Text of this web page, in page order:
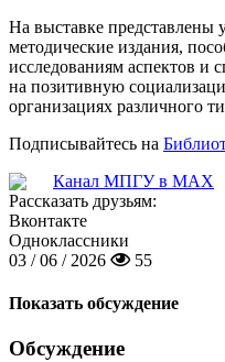
На выставке представлены
методические издания,
исследованиям аспектов и
на позитивную
организациях различного
Подписывайтесь на
Канал МПГУ в MAX
Рассказать друзьям:
Вконтакте
Одноклассники
03 / 06 / 2026
55
Показать обсуждение
Обсуждение